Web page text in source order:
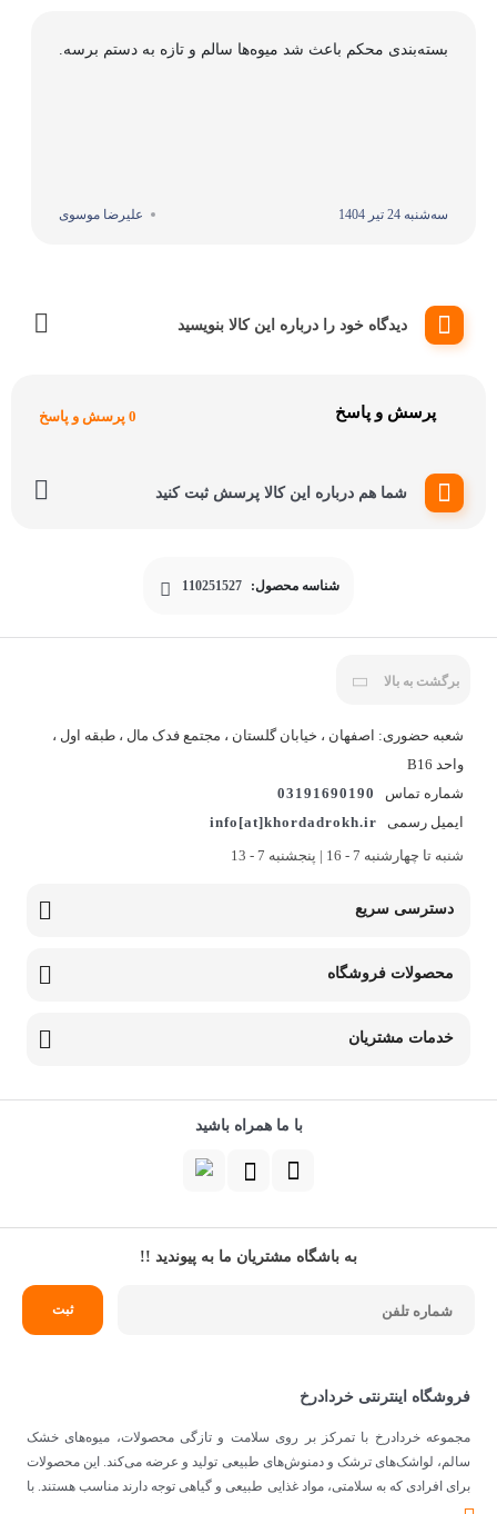
بسته‌بندی محکم باعث شد میوه‌ها سالم و تازه به دستم برسه.
سه‌شنبه 24 تیر 1404 علیرضا موسوی
دیدگاه خود را درباره این کالا بنویسید
پرسش و پاسخ 0 پرسش و پاسخ
شما هم درباره این کالا پرسش ثبت کنید
شناسه محصول: 110251527
برگشت به بالا
شعبه حضوری: اصفهان ، خیابان گلستان ، مجتمع فدک مال ، طبقه اول ،
واحد B16
شماره تماس
03191690190
ایمیل رسمی
info[at]khordadrokh.ir
شنبه تا چهارشنبه 7 - 16 | پنجشنبه 7 - 13
دسترسی سریع
محصولات فروشگاه
خدمات مشتریان
با ما همراه باشید
به باشگاه مشتریان ما به پیوندید !!
فروشگاه اینترنتی خردادرخ
مجموعه خردادرخ با تمرکز بر روی سلامت و تازگی محصولات، میوه‌های خشک
سالم، لواشک‌های ترشک و دمنوش‌های طبیعی تولید و عرضه می‌کند. این محصولات
برای افرادی که به سلامتی، مواد غذایی طبیعی و گیاهی توجه دارند مناسب هستند. با
توجه به اینکه از مواد اولیه طبیعی و کیفیتی برای تهیه محصولات استفاده می‌شود،